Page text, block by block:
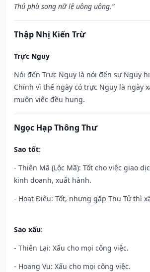
Thủ phù song nữ lệ uông uông.”
Thập Nhị Kiến Trừ
Trực Nguy
Nói đến Trực Nguy là nói đến sự Nguy
Chính vì thế ngày có trực Nguy là ngày
muôn việc đều hung.
Ngọc Hạp Thông Thư
Sao tốt:
- Thiên Mã (Lộc Mã): Tốt cho việc giao
kinh doanh, xuất hành.
- Hoạt Điệu: Tốt, nhưng gặp Thụ Tử thì
Sao xấu:
- Thiên Lại: Xấu cho mọi công việc.
- Hoang Vu: Xấu cho mọi công việc.